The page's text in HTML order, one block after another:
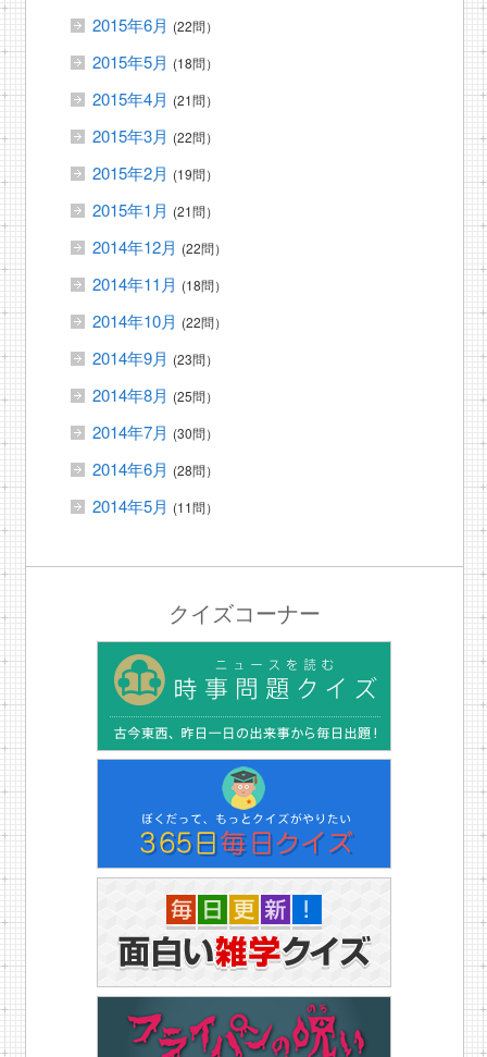
2015年6月 (22問）
2015年5月 (18問）
2015年4月 (21問）
2015年3月 (22問）
2015年2月 (19問）
2015年1月 (21問）
2014年12月 (22問）
2014年11月 (18問）
2014年10月 (22問）
2014年9月 (23問）
2014年8月 (25問）
2014年7月 (30問）
2014年6月 (28問）
2014年5月 (11問）
クイズコーナー